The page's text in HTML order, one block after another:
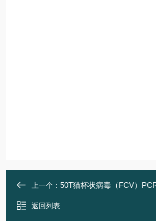
上一个： 50T猫杯状病毒（FCV）
返回列表